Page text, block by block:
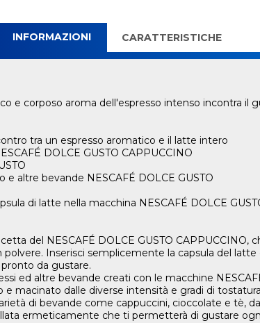
INFORMAZIONI CARATTERISTICHE
e corposo aroma dell'espresso intenso incontra
tra un espresso aromatico e il latte intero
DOLCE GUSTO CAPPUCCINO
altre bevande NESCAFÉ DOLCE GUSTO
di latte nella macchina NESCAFÉ DOLCE
del NESCAFÉ DOLCE GUSTO CAPPUCCINO,
Inserisci semplicemente la capsula del
da gustare.
ed altre bevande creati con le macchine
macinato dalle diverse intensità e gradi di
di bevande come cappuccini, cioccolate e tè,
ermeticamente che ti permetterà di gustare